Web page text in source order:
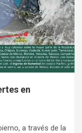
en
a través de la